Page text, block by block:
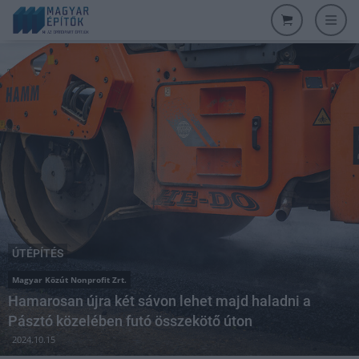
ÚTÉPÍTÉS
Magyar Közút Nonprofit Zrt.
Hamarosan újra két sávon lehet majd haladni a
Pásztó közelében futó összekötő úton
2024.10.15